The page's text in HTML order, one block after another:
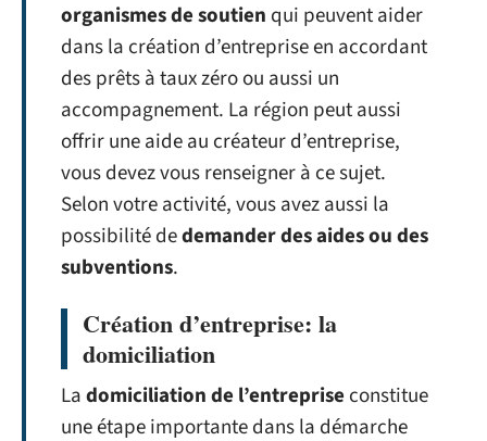
organismes de soutien qui peuvent aider
dans la création d’entreprise en accordant
des prêts à taux zéro ou aussi un
accompagnement. La région peut aussi
offrir une aide au créateur d’entreprise,
vous devez vous renseigner à ce sujet.
Selon votre activité, vous avez aussi la
possibilité dedemander des aides ou des
subventions.
Création d’entreprise: la
domiciliation
Ladomiciliation de l’entreprise constitue
une étape importante dans la démarche